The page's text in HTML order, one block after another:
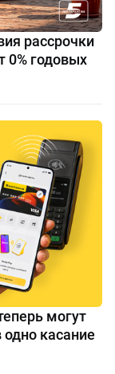
рассрочки
0% годовых
могут
касание